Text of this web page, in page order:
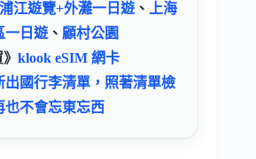
江遊覽+外灘一日遊 、
上海
一日遊 、 顧村公園
klook eSIM 網卡
出國行李清單，照著清單檢
也不會忘東忘西